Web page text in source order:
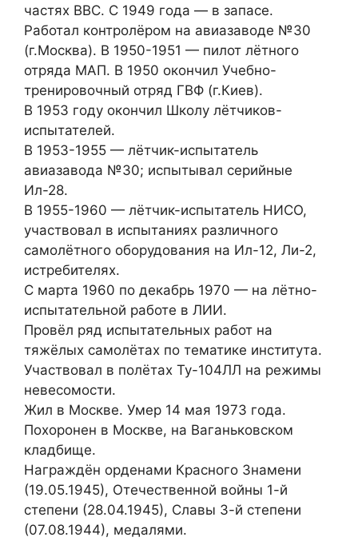
частях ВВС. С 1949 года — в запасе.
Работал контролёром на авиазаводе №30
(г.Москва). В 1950-1951 — пилот лётного
отряда МАП. В 1950 окончил Учебно-
тренировочный отряд ГВФ (г.Киев).
В 1953 году окончил Школу лётчиков-
испытателей.
В 1953-1955 — лётчик-испытатель
авиазавода №30; испытывал серийные
Ил-28.
В 1955-1960 — лётчик-испытатель НИСО,
участвовал в испытаниях различного
самолётного оборудования на Ил-12, Ли-2,
истребителях.
С марта 1960 по декабрь 1970 — на лётно-
испытательной работе в ЛИИ.
Провёл ряд испытательных работ на
тяжёлых самолётах по тематике института.
Участвовал в полётах Ту-104ЛЛ на режимы
невесомости.
Жил в Москве. Умер 14 мая 1973 года.
Похоронен в Москве, на Ваганьковском
кладбище.
Награждён орденами Красного Знамени
(19.05.1945), Отечественной войны 1-й
степени (28.04.1945), Славы 3-й степени
(07.08.1944), медалями.